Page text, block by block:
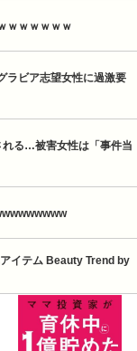
ｗｗｗｗｗｗ
ラビア志望女性に過激要
れる…被害女性は「事件当
イテム Beauty Trend by